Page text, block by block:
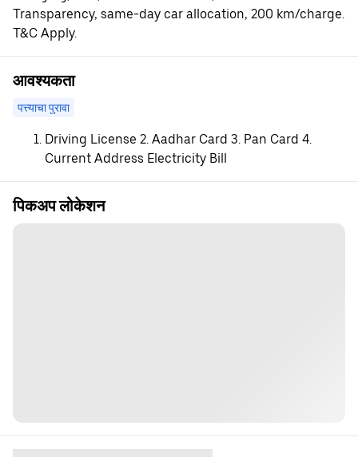
Transparency, same-day car allocation, 200 km/charge.
T&C Apply.
आवश्यकता
पत्त्याचा पुरावा
Driving License 2. Aadhar Card 3. Pan Card 4.
Current Address Electricity Bill
पिकअप लोकेशन